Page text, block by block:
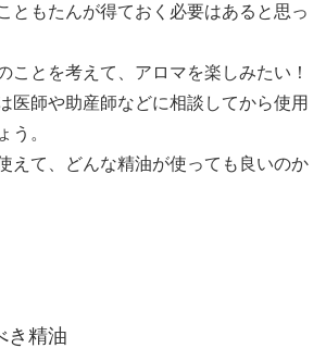
ともたんが得ておく必要はあると思っ
ことを考えて、アロマを楽しみたい！
医師や助産師などに相談してから使用
う。
えて、どんな精油が使っても良いのか
き精油